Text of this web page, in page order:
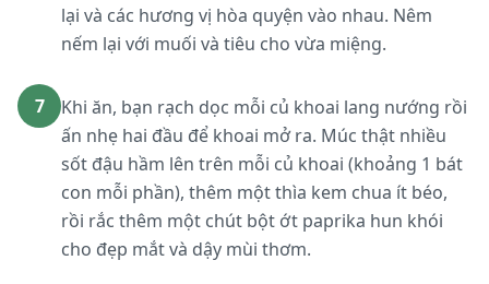
lại và các hương vị hòa quyện vào nhau. Nêm
nếm lại với muối và tiêu cho vừa miệng.
7
Khi ăn, bạn rạch dọc mỗi củ khoai lang nướng rồi
ấn nhẹ hai đầu để khoai mở ra. Múc thật nhiều
sốt đậu hầm lên trên mỗi củ khoai (khoảng 1 bát
con mỗi phần), thêm một thìa kem chua ít béo,
rồi rắc thêm một chút bột ớt paprika hun khói
cho đẹp mắt và dậy mùi thơm.